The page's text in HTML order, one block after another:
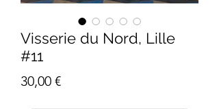
Visserie du Nord, Lille
#11
30,00 €Prix